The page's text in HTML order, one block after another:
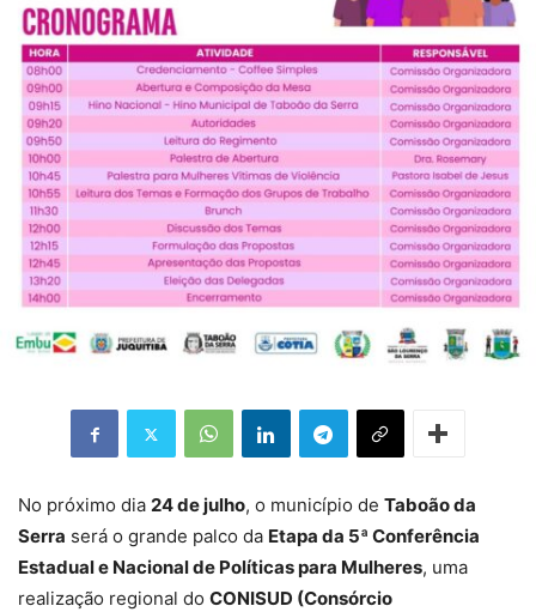
No próximo dia 24 de julho, o município de Taboão da
Serra será o grande palco da Etapa da 5ª Conferência
Estadual e Nacional de Políticas para Mulheres, uma
realização regional do CONISUD (Consórcio